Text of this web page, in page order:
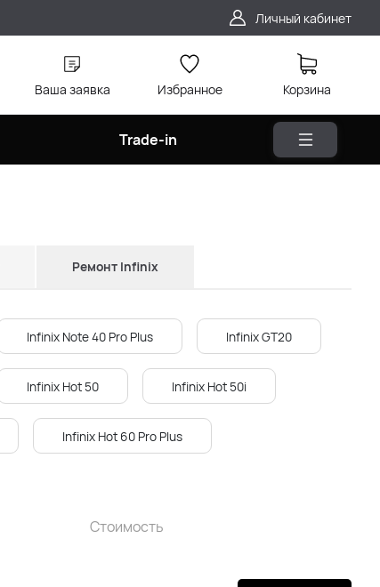
Личный кабинет
Ваша заявка Избранное Корзина
Trade-in
Ремонт Infinix
Infinix Note 40 Pro Plus Infinix GT20
Infinix Hot 50 Infinix Hot 50i
Infinix Hot 60 Pro Plus
Стоимость